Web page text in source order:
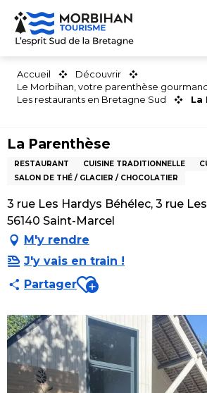
Aller
contenu
Accueil
Découvrir
Le Morbihan, votre parenthèse
Les restaurants en Bretagne Sud
La
La Parenthèse
RESTAURANT CUISINE TRADITIONNELLE
SALON DE THÉ / GLACIER / CHOCOLATIER
3 rue Les Hardys Béhélec, 3 rue
56140 Saint-Marcel
M'y rendre
J'y vais en train !
PartagerAjouter aux favoris